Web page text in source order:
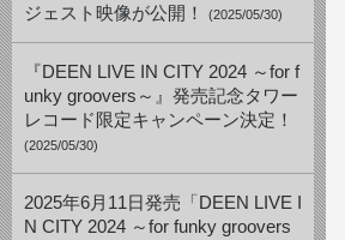
ジェスト映像が公開！
(2025/05/30)
『DEEN LIVE IN CITY 2024 ～for f
unky groovers～』発売記念タワー
レコード限定キャンペーン決定！
(2025/05/30)
2025年6月11日発売「DEEN LIVE I
N CITY 2024 ～for funky groovers